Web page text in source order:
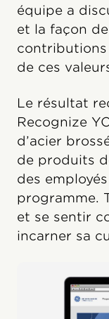
équipe a
et la façon
contributions
de ces
Le résultat
Recognize
d’acier
de produits
des
programme.
et se sentir
incarner sa